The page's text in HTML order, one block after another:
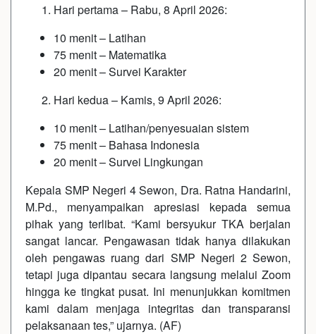
Hari pertama – Rabu, 8 April 2026:
10 menit – Latihan
75 menit – Matematika
20 menit – Survei Karakter
Hari kedua – Kamis, 9 April 2026:
10 menit – Latihan/penyesuaian sistem
75 menit – Bahasa Indonesia
20 menit – Survei Lingkungan
Kepala SMP Negeri 4 Sewon, Dra. Ratna Handarini,
M.Pd., menyampaikan apresiasi kepada semua
pihak yang terlibat. “Kami bersyukur TKA berjalan
sangat lancar. Pengawasan tidak hanya dilakukan
oleh pengawas ruang dari SMP Negeri 2 Sewon,
tetapi juga dipantau secara langsung melalui Zoom
hingga ke tingkat pusat. Ini menunjukkan komitmen
kami dalam menjaga integritas dan transparansi
pelaksanaan tes,” ujarnya. (AF)